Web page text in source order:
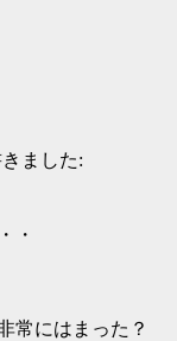
ました:
・
にはまった？